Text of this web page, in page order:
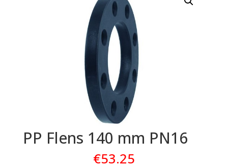
PP Flens 140 mm PN16
€53.25